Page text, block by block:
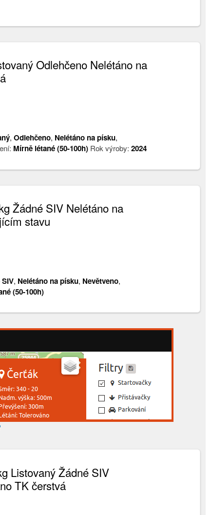
Odlehčeno Nelétáno na
, Odlehčeno, Nelétáno na písku,
Mírně létané (50-100h)Rok výroby: 2024
Žádné SIV Nelétáno na
stavu
, Nelétáno na písku, Nevětveno,
(50-100h)
Listovaný Žádné SIV
TK čerstvá